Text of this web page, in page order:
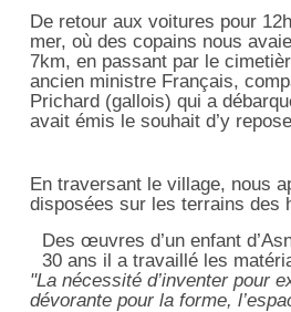
De retour aux voitures pour
mer, où des copains nous
7km, en passant par le
ancien ministre Français,
Prichard (gallois) qui a
avait émis le souhait d’y
En traversant le village, nous
disposées sur les terrains des
Des œuvres d’un enfant
30 ans il a travaillé les
"La nécessité d’inventer pour
dévorante pour la forme,